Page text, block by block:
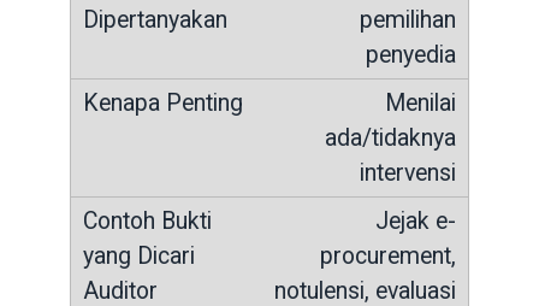
pemilihan
penyedia
Menilai
ada/tidaknya
intervensi
Jejak e-
procurement,
notulensi, evaluasi